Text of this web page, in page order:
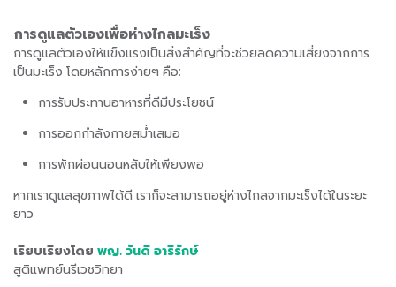
การดูแลตัวเองเพื่อห่างไกลมะเร็ง
การดูแลตัวเองให้แข็งแรงเป็นสิ่งสำคัญที่จะช่วยลดความเสี่ยงจากการ
เป็นมะเร็ง โดยหลักการง่ายๆ คือ:
การรับประทานอาหารที่ดีมีประโยชน์
การออกกำลังกายสม่ำเสมอ
การพักผ่อนนอนหลับให้เพียงพอ
หากเราดูแลสุขภาพได้ดี เราก็จะสามารถอยู่ห่างไกลจากมะเร็งได้ในระยะ
ยาว
เรียบเรียงโดย พญ. วันดี อารีรักษ์
สูติแพทย์นรีเวชวิทยา